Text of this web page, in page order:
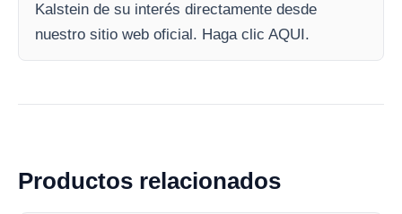
Kalstein de su interés directamente desde
nuestro sitio web oficial. Haga clic AQUI.
Productos relacionados